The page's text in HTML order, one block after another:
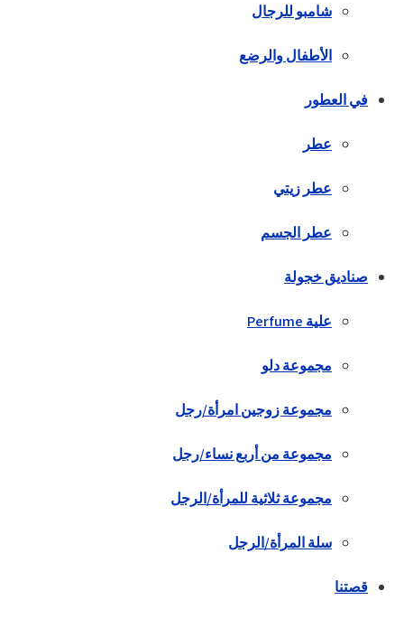
شامبو للرجال
الأطفال والرضع
في العطور
عطر
عطر زيتي
عطر الجسم
صناديق خجولة
علية Perfume
مجموعة دلو
مجموعة زوجين امرأة/رجل
مجموعة من أربع نساء/رجل
مجموعة ثلاثية للمرأة/الرجل
سلة المرأة/الرجل
قصتنا